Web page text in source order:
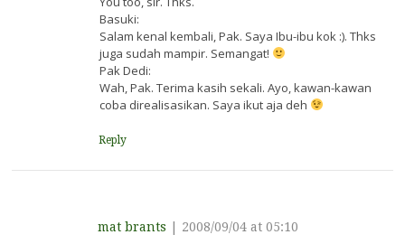
Basuki:
Salam kenal kembali, Pak. Saya Ibu-ibu kok :). Thks
juga sudah mampir. Semangat!
Pak Dedi:
Wah, Pak. Terima kasih sekali. Ayo, kawan-kawan
coba direalisasikan. Saya ikut aja deh
Reply
mat brants | 2008/09/04 at 05:10